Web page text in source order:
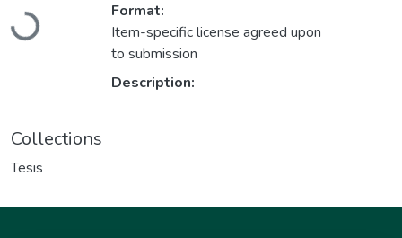
Loading...
Format:
Item-specific license agreed upon
to submission
Description:
Collections
Tesis